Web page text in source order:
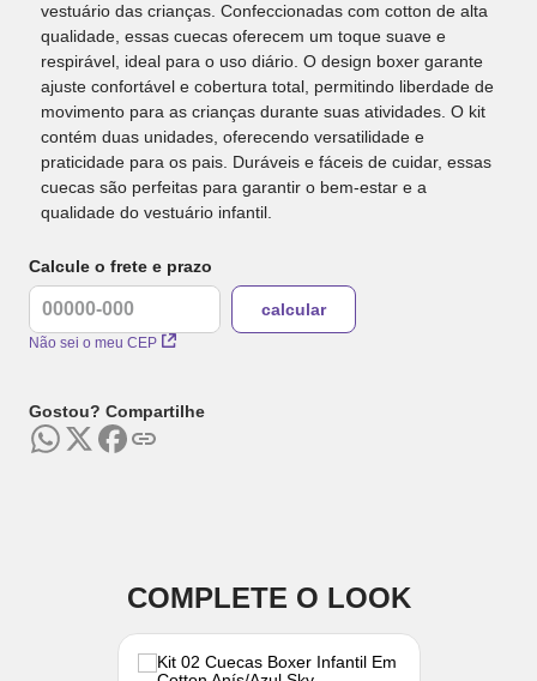
vestuário das crianças. Confeccionadas com cotton de alta
qualidade, essas cuecas oferecem um toque suave e
respirável, ideal para o uso diário. O design boxer garante
ajuste confortável e cobertura total, permitindo liberdade de
movimento para as crianças durante suas atividades. O kit
contém duas unidades, oferecendo versatilidade e
praticidade para os pais. Duráveis e fáceis de cuidar, essas
cuecas são perfeitas para garantir o bem-estar e a
qualidade do vestuário infantil.
Calcule o frete e prazo
Não sei o meu CEP
Gostou? Compartilhe
COMPLETE O LOOK